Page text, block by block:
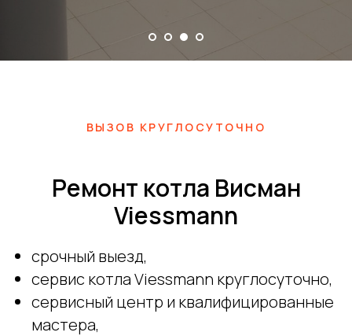
ВЫЗОВ КРУГЛОСУТОЧНО
Ремонт котла Висман
Viessmann
срочный выезд,
сервис котла Viessmann круглосуточно,
сервисный центр и квалифицированные
мастера,